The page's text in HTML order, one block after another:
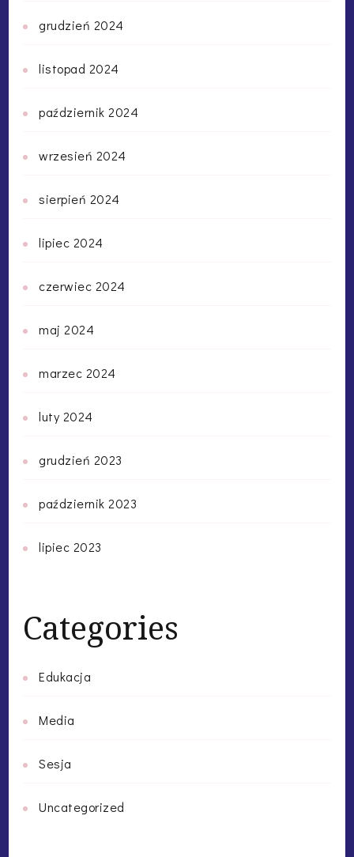
grudzień 2024
listopad 2024
październik 2024
wrzesień 2024
sierpień 2024
lipiec 2024
czerwiec 2024
maj 2024
marzec 2024
luty 2024
grudzień 2023
październik 2023
lipiec 2023
Categories
Edukacja
Media
Sesja
Uncategorized